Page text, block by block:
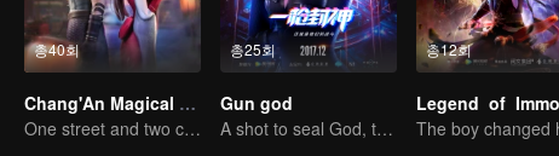
총40회
Chang'An Magical Street
One street and two circles, alternating day and night.
총25회
Gun god
A shot to seal God, this is our battle!
총12회